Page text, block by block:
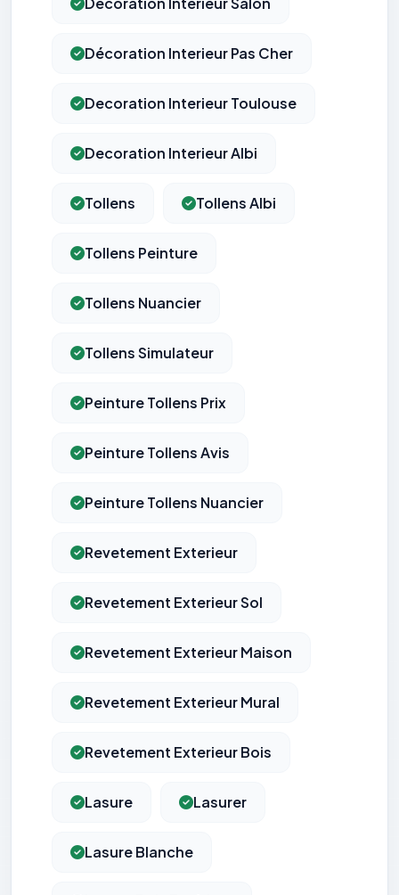
Décoration Interieur Pas Cher
Decoration Interieur Toulouse
Decoration Interieur Albi
Tollens Tollens Albi
Tollens Peinture
Tollens Nuancier
Tollens Simulateur
Peinture Tollens Prix
Peinture Tollens Avis
Peinture Tollens Nuancier
Revetement Exterieur
Revetement Exterieur Sol
Revetement Exterieur Maison
Revetement Exterieur Mural
Revetement Exterieur Bois
Lasure Lasurer
Lasure Blanche